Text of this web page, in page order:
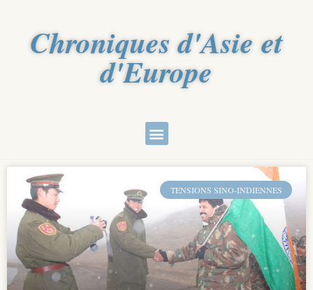
Chroniques d'Asie et
d'Europe
TENSIONS SINO-INDIENNES